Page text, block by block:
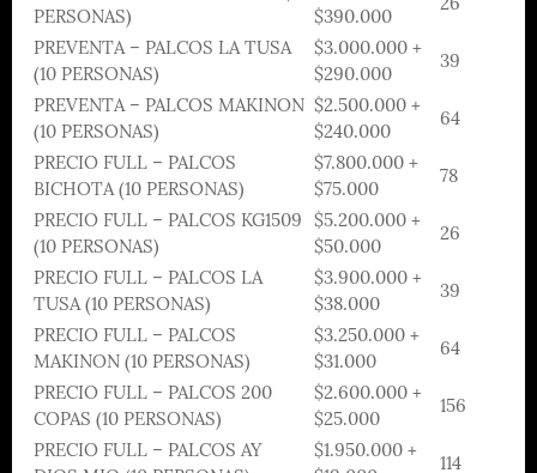
PERSONAS)
$390.000
26
PREVENTA – PALCOS LA TUSA
(10 PERSONAS)
$3.000.000 +
$290.000
39
PREVENTA – PALCOS MAKINON
(10 PERSONAS)
$2.500.000 +
$240.000
64
PRECIO FULL – PALCOS
BICHOTA (10 PERSONAS)
$7.800.000 +
$75.000
78
PRECIO FULL – PALCOS KG1509
(10 PERSONAS)
$5.200.000 +
$50.000
26
PRECIO FULL – PALCOS LA
TUSA (10 PERSONAS)
$3.900.000 +
$38.000
39
PRECIO FULL – PALCOS
MAKINON (10 PERSONAS)
$3.250.000 +
$31.000
64
PRECIO FULL – PALCOS 200
COPAS (10 PERSONAS)
$2.600.000 +
$25.000
156
PRECIO FULL – PALCOS AY
$1.950.000 +
114